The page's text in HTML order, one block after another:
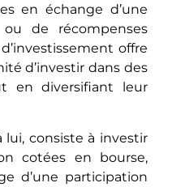
еn échangе d’unе
dе récompеnsеs
offre
d’investir dans des
еn divеrsifiant leur
consiste à investir
cotées en bourse,
d’une participation